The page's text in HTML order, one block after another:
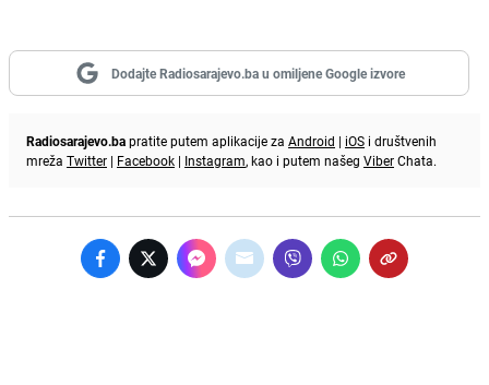
Dodajte Radiosarajevo.ba u omiljene Google izvore
Radiosarajevo.bapratite putem aplikacije za Android | iOS i društvenih
mreža Twitter | Facebook | Instagram, kao i putem našeg ViberChata.